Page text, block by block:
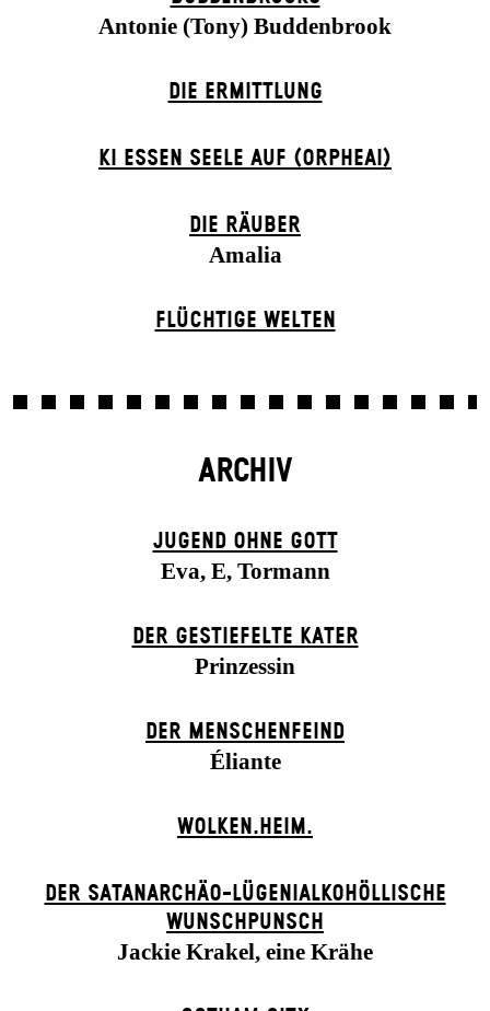
Antonie (Tony) Buddenbrook
DIE ERMITTLUNG
KI ESSEN SEELE AUF (ORPHEAI)
DIE RÄUBER
Amalia
FLÜCHTIGE WELTEN
ARCHIV
JUGEND OHNE GOTT
Eva, E, Tormann
DER GESTIEFELTE KATER
Prinzessin
DER MENSCHENFEIND
Éliante
WOLKEN.HEIM.
DER SATANARCHÄO-LÜGENIALKOHÖLLISCHE
WUNSCHPUNSCH
Jackie Krakel, eine Krähe